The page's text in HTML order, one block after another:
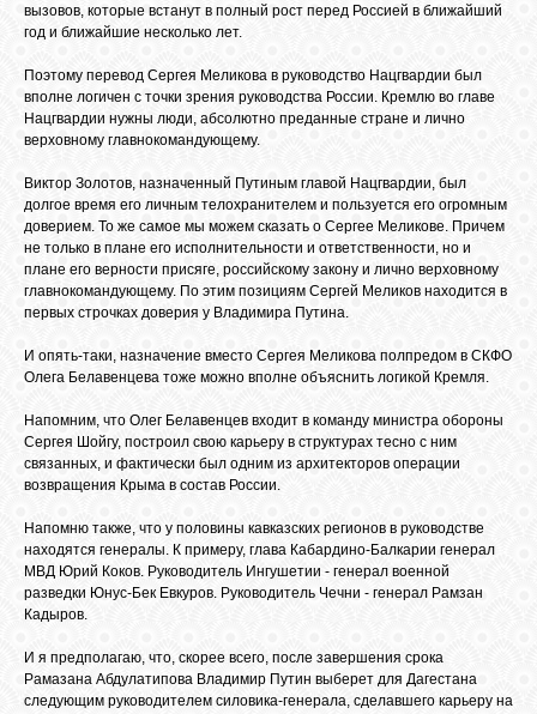
VK
GOOGLE+
FACEBOOK
вызовов, которые встанут в полный рост перед Россией в ближайший
год и ближайшие несколько лет.
Поэтому перевод Сергея Меликова в руководство Нацгвардии был
вполне логичен с точки зрения руководства России. Кремлю во главе
Нацгвардии нужны люди, абсолютно преданные стране и лично
верховному главнокомандующему.
Виктор Золотов, назначенный Путиным главой Нацгвардии, был
долгое время его личным телохранителем и пользуется его огромным
доверием. То же самое мы можем сказать о Сергее Меликове. Причем
не только в плане его исполнительности и ответственности, но и
плане его верности присяге, российскому закону и лично верховному
главнокомандующему. По этим позициям Сергей Меликов находится в
первых строчках доверия у Владимира Путина.
И опять-таки, назначение вместо Сергея Меликова полпредом в СКФО
Олега Белавенцева тоже можно вполне объяснить логикой Кремля.
Напомним, что Олег Белавенцев входит в команду министра обороны
Сергея Шойгу, построил свою карьеру в структурах тесно с ним
связанных, и фактически был одним из архитекторов операции
возвращения Крыма в состав России.
Напомню также, что у половины кавказских регионов в руководстве
находятся генералы. К примеру, глава Кабардино-Балкарии генерал
МВД Юрий Коков. Руководитель Ингушетии - генерал военной
разведки Юнус-Бек Евкуров. Руководитель Чечни - генерал Рамзан
Кадыров.
И я предполагаю, что, скорее всего, после завершения срока
Рамазана Абдулатипова Владимир Путин выберет для Дагестана
следующим руководителем силовика-генерала, сделавшего карьеру на